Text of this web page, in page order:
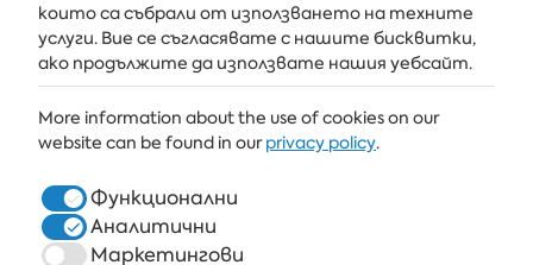
АЛБЕНА
ХОТЕЛИ
ЗДРАВЕ & СПА
РЕСТОРАНТИ И БАРОВЕ
които са събрали от използването на техните
услуги. Вие се съгласявате с нашите бисквитки,
ако продължите да използвате нашия уебсайт.
More information about the use of cookies on our
website can be found in ourprivacy policy.
Функционални
Аналитични
Маркетингови